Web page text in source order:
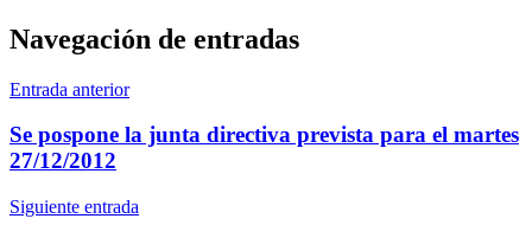
Navegación de entradas
Entrada anterior
Se pospone la junta directiva prevista para el martes
27/12/2012
Siguiente entrada